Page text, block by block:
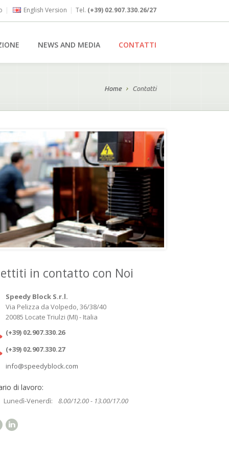
| English Version | Tel. (+39) 02.907.330.26/27
NEWS AND MEDIA CONTATTI
Home Contatti
in contatto con Noi
Speedy Block S.r.l.
Via Pelizza da Volpedo, 36/38/40
20085 Locate Triulzi (MI) - Italia
(+39) 02.907.330.26
(+39) 02.907.330.27
info@speedyblock.com
di lavoro:
Lunedì-Venerdì: 8.00/12.00 - 13.00/17.00